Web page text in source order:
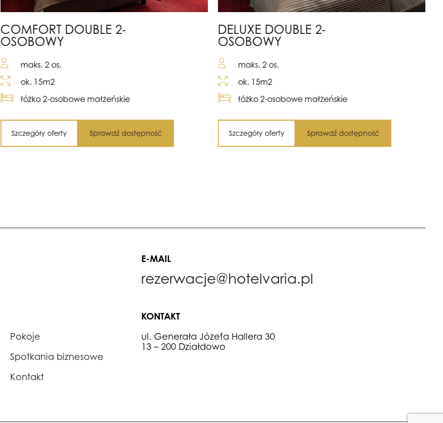
COMFORT DOUBLE 2-
OSOBOWY
maks. 2 os.
ok. 15m2
łóżko 2-osobowe małżeńskie
Szczegóły oferty Sprawdź dostępność
DELUXE DOUBLE 2-
OSOBOWY
maks. 2 os.
ok. 15m2
łóżko 2-osobowe małżeńskie
Szczegóły oferty Sprawdź dostępność
E-MAIL
rezerwacje@hotelvaria.pl
Pokoje
Spotkania biznesowe
Kontakt
KONTAKT
ul. Generała Józefa Hallera 30
13 – 200 Działdowo